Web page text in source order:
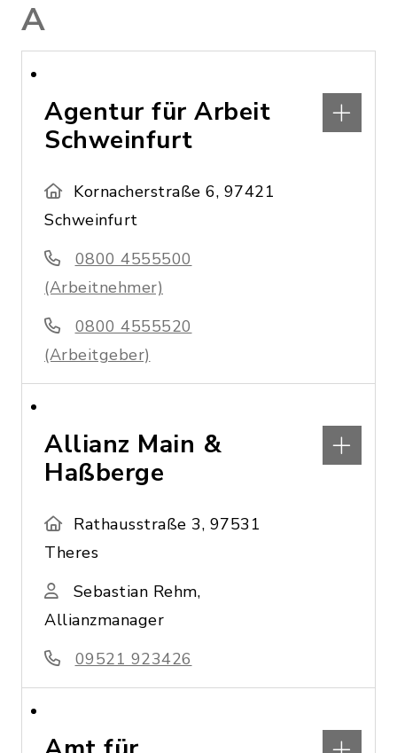
A
Agentur für Arbeit
Schweinfurt
Kornacherstraße 6, 97421
Schweinfurt
0800 4555500
(Arbeitnehmer)
0800 4555520
(Arbeitgeber)
Allianz Main &
Haßberge
Rathausstraße 3, 97531
Theres
Sebastian Rehm,
Allianzmanager
09521 923426